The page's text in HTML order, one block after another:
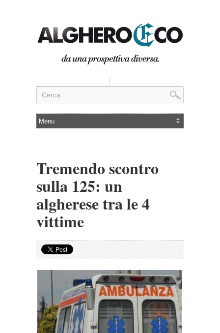
Tremendo scontro
sulla 125: un
algherese tra le 4
vittime